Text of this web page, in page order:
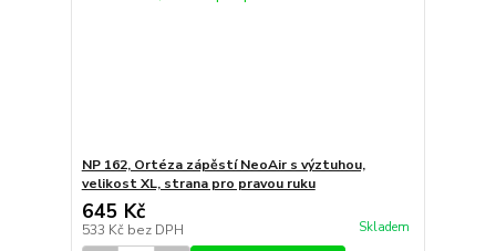
NP 162, Ortéza zápěstí NeoAir s výztuhou,
velikost XL, strana pro pravou ruku
645 Kč
533 Kč bez DPH Skladem